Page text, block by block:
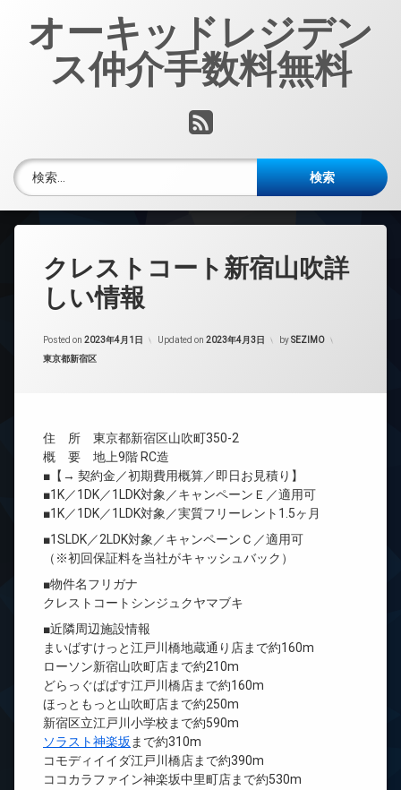
オーキッドレジデン
ス仲介手数料無料
RSS
検索:
クレストコート新宿山吹詳
しい情報
Posted on 2023年4月1日 Updated on 2023年4月3日 bySEZIMO
カテゴリー:
東京都新宿区
住 所 東京都新宿区山吹町350-2
概 要 地上9階 RC造
■【→ 契約金／初期費用概算／即日お見積り】
■1K／1DK／1LDK対象／キャンペーンＥ／適用可
■1K／1DK／1LDK対象／実質フリーレント1.5ヶ月
■1SLDK／2LDK対象／キャンペーンＣ／適用可
（※初回保証料を当社がキャッシュバック）
■物件名フリガナ
クレストコートシンジュクヤマブキ
■近隣周辺施設情報
まいばすけっと江戸川橋地蔵通り店まで約160m
ローソン新宿山吹町店まで約210m
どらっぐぱぱす江戸川橋店まで約160m
ほっともっと山吹町店まで約250m
新宿区立江戸川小学校まで約590m
ソラスト神楽坂 まで約310m
コモディイイダ江戸川橋店まで約390m
ココカラファイン神楽坂中里町店まで約530m